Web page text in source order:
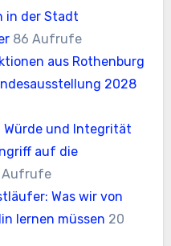
in der Stadt
86 Aufrufe
aus Rothenburg
2028
Würde und Integrität
auf die
Aufrufe
Was wir von
lernen müssen 20